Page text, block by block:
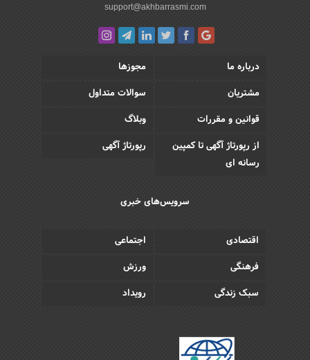
support@akhbarrasmi.com
درباره ما
مجوزها
مشتریان
سوالات متداول
قوانین و مقررات
وبلاگ
از رپورتاژ آگهی تا کمپین
رسانه ای
رپورتاژ آگهی
سرویس‌های خبری
اقتصادی
اجتماعی
فرهنگی
ورزش
سبک زندگی
رویداد